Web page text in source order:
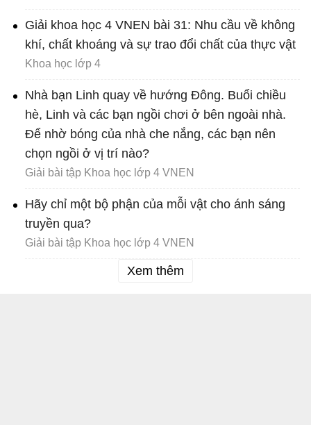
Giải khoa học 4 VNEN bài 31: Nhu cầu về không
khí, chất khoáng và sự trao đổi chất của thực vật
Khoa học lớp 4
Nhà bạn Linh quay về hướng Đông. Buổi chiều
hè, Linh và các bạn ngồi chơi ở bên ngoài nhà.
Để nhờ bóng của nhà che nắng, các bạn nên
chọn ngồi ở vị trí nào?
Giải bài tập Khoa học lớp 4 VNEN
Hãy chỉ một bộ phận của mỗi vật cho ánh sáng
truyền qua?
Giải bài tập Khoa học lớp 4 VNEN
Xem thêm